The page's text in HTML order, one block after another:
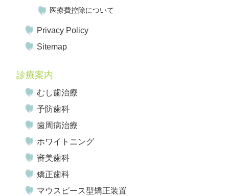
医療費控除について
Privacy Policy
Sitemap
診療案内
むし歯治療
予防歯科
歯周病治療
ホワイトニング
審美歯科
矯正歯科
マウスピース型矯正装置